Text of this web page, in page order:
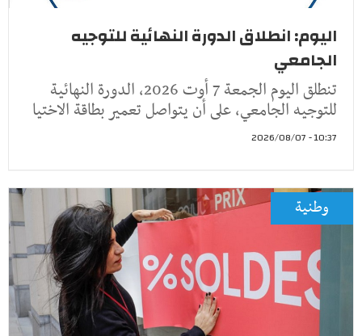
اليوم: انطلاق الدورة النهائية للتوجيه
الجامعي
تنطلق اليوم الجمعة 7 أوت 2026، الدورة النهائية
للتوجيه الجامعي، على أن يتواصل تعمير بطاقة الاختيا
10:37 - 2026/08/07
وطنية